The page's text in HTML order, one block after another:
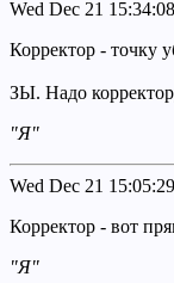
Wed Dec 21
Корректор - точку
ЗЫ. Надо
"Я"
Wed Dec 21
Корректор - вот
"Я"